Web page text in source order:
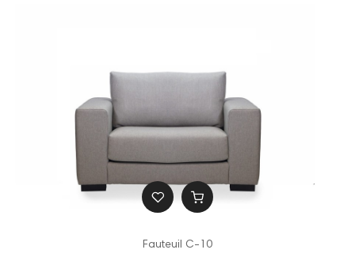
Fauteuil C-10